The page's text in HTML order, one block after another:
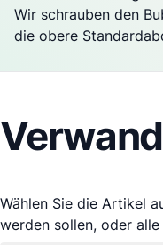
Wir schrauben den
die obere
Wählen Sie die Artikel
werden sollen, oder alle